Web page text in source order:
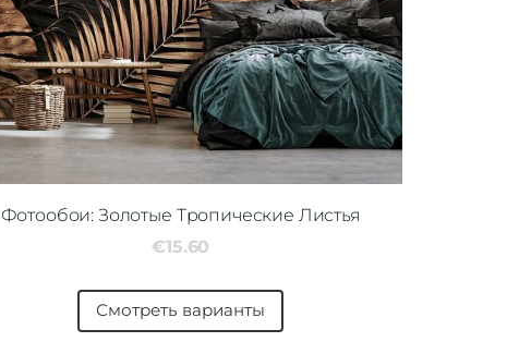
Фотообои: Золотые Тропические Листья
€15.60
Смотреть варианты